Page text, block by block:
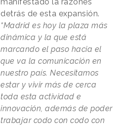
manifestado la razones
detrás de esta expansión.
“Madrid es hoy la plaza más
dinámica y la que está
marcando el paso hacia el
que va la comunicación en
nuestro país. Necesitamos
estar y vivir más de cerca
toda esta actividad e
innovación, además de poder
trabajar codo con codo con